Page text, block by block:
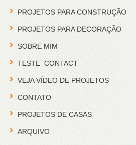
PROJETOS PARA CONSTRUÇÃO
PROJETOS PARA DECORAÇÃO
SOBRE MIM
TESTE_CONTACT
VEJA VÍDEO DE PROJETOS
CONTATO
PROJETOS DE CASAS
ARQUIVO